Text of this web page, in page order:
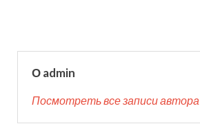
О admin
Посмотреть все записи